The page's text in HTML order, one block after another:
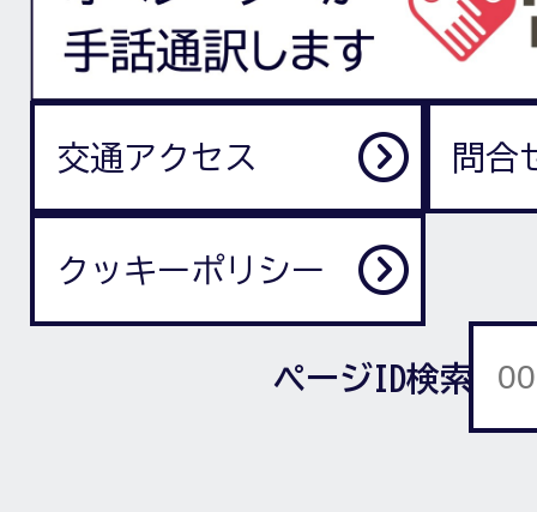
交通アクセス 問合
クッキーポリシー
ページID検索